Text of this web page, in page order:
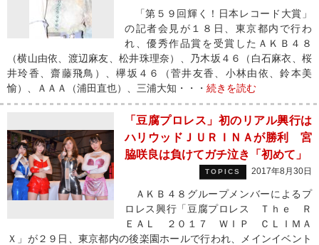
「第５９回輝く！日本レコード大賞」
の記者会見が１８日、東京都内で行わ
れ、優秀作品賞を受賞したＡＫＢ４８
（横山由依、渡辺麻友、松井珠理奈）、乃木坂４６（白石麻衣、桜
井玲香、齋藤飛鳥）、欅坂４６（菅井友香、小林由依、鈴本美
愉）、ＡＡＡ（浦田直也）、三浦大知・・・ 続きを読む
「豆腐プロレス」初のリアル興行は
ハリウッドＪＵＲＩＮＡが勝利 宮
脇咲良は負けてガチ泣き「初めて」
TOPICS 2017年8月30日
ＡＫＢ４８グループメンバーによるプ
ロレス興行「豆腐プロレス Ｔｈｅ Ｒ
ＥＡＬ ２０１７ ＷＩＰ ＣＬＩＭＡ
Ｘ」が２９日、東京都内の後楽園ホールで行われ、メインイベント